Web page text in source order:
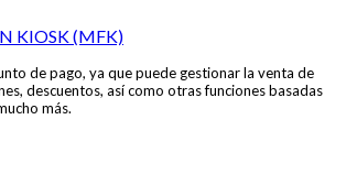
KIOSK (MFK)
de pago, ya que puede gestionar la venta de
descuentos, así como otras funciones basadas
más.